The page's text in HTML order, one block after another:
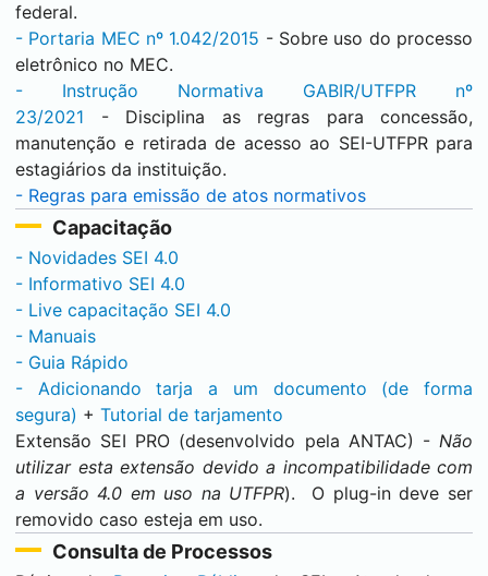
federal.
- Portaria MEC nº 1.042/2015 - Sobre uso do processo
eletrônico no MEC.
- Instrução Normativa GABIR/UTFPR nº
23/2021 - Disciplina as regras para concessão,
manutenção e retirada de acesso ao SEI-UTFPR para
estagiários da instituição.
- Regras para emissão de atos normativos
Capacitação
- Novidades SEI 4.0
- Informativo SEI 4.0
- Live capacitação SEI 4.0
- Manuais
- Guia Rápido
- Adicionando tarja a um documento (de forma
segura) + Tutorial de tarjamento
Extensão SEI PRO (desenvolvido pela ANTAC) -Não
utilizar esta extensão devido a incompatibilidade com
a versão 4.0 em uso na UTFPR). O plug-in deve ser
removido caso esteja em uso.
Consulta de Processos